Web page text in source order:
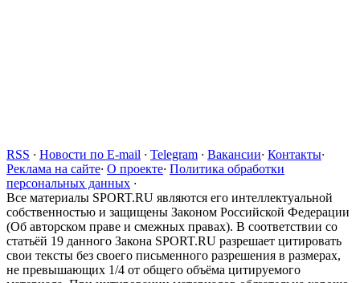
RSS · Новости по E-mail · Telegram · Вакансии· Контакты·
Реклама на сайте· О проекте· Политика обработки
персональных данных ·
Все материалы SPORT.RU являются его интеллектуальной
собственностью и защищены Законом Российской Федерации
(Об авторском праве и смежных правах). В соответствии со
статьёй 19 данного Закона SPORT.RU разрешает цитировать
свои тексты без своего письменного разрешения в размерах,
не превышающих 1/4 от общего объёма цитируемого